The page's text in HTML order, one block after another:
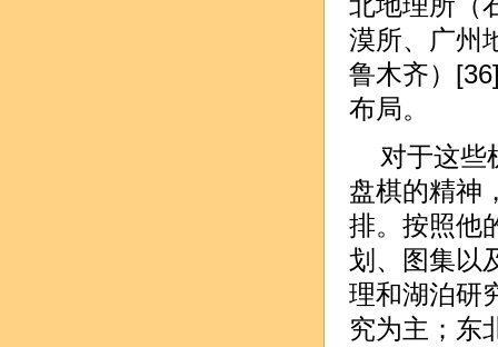
漠所、广州
鲁木齐）
布局。
对于这些
盘棋的精神
排。按照他
划、图集以
理和湖泊研
究为主；东